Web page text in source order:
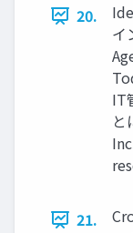
20.
イ
IT
21.